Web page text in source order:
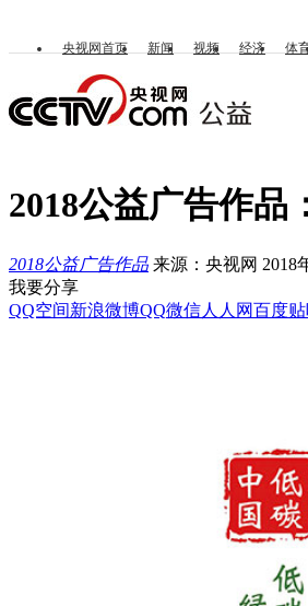
央视网首页 新闻 视频 经济 体
2018公益广告作品
2018公益广告作品 来源：央视网 2018
我要分享
QQ空间新浪微博QQ微信人人网百度